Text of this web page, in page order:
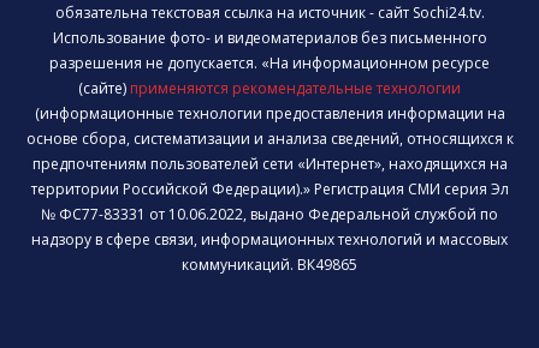
обязательна текстовая ссылка на источник - сайт Sochi24.tv.
Использование фото- и видеоматериалов без письменного
разрешения не допускается. «На информационном ресурсе
(сайте) применяются рекомендательные технологии
(информационные технологии предоставления информации на
основе сбора, систематизации и анализа сведений, относящихся к
предпочтениям пользователей сети «Интернет», находящихся на
территории Российской Федерации).» Регистрация СМИ серия Эл
№ ФС77-83331 от 10.06.2022, выдано Федеральной службой по
надзору в сфере связи, информационных технологий и массовых
коммуникаций. ВК49865